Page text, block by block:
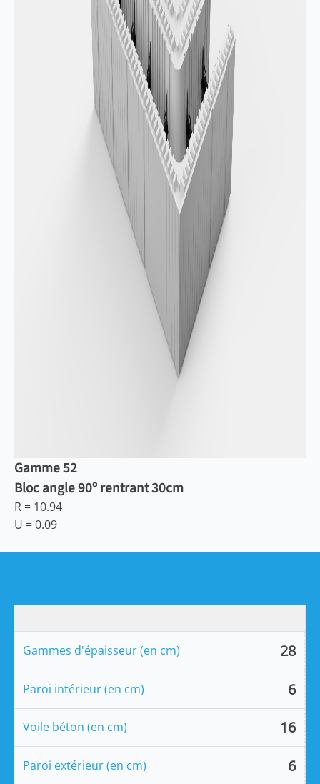
Gamme 52
Bloc angle 90º rentrant 30cm
R = 10.94
U =0.09
Gammes d'épaisseur (en cm) 28
Paroi intérieur (en cm) 6
Voile béton (en cm) 16
Paroi extérieur (en cm) 6